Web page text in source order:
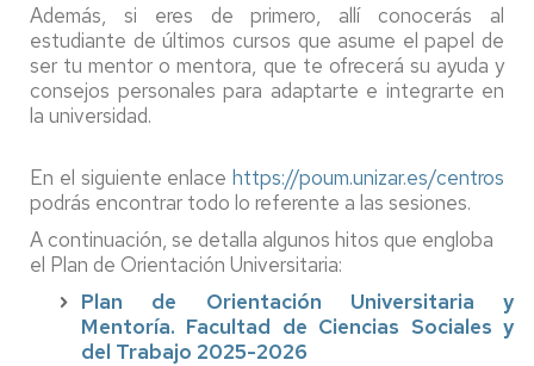
Además, si eres de primero, allí conocerás al
estudiante de últimos cursos que asume el papel de
ser tu mentor o mentora, que te ofrecerá su ayuda y
consejos personales para adaptarte e integrarte en
la universidad.
En el siguiente enlace https://poum.unizar.es/centros
podrás encontrar todo lo referente a las sesiones.
A continuación, se detalla algunos hitos que engloba
el Plan de Orientación Universitaria:
Plan de Orientación Universitaria y
Mentoría. Facultad de Ciencias Sociales y
del Trabajo 2025-2026